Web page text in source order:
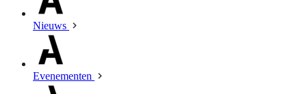
Nieuws
Evenementen